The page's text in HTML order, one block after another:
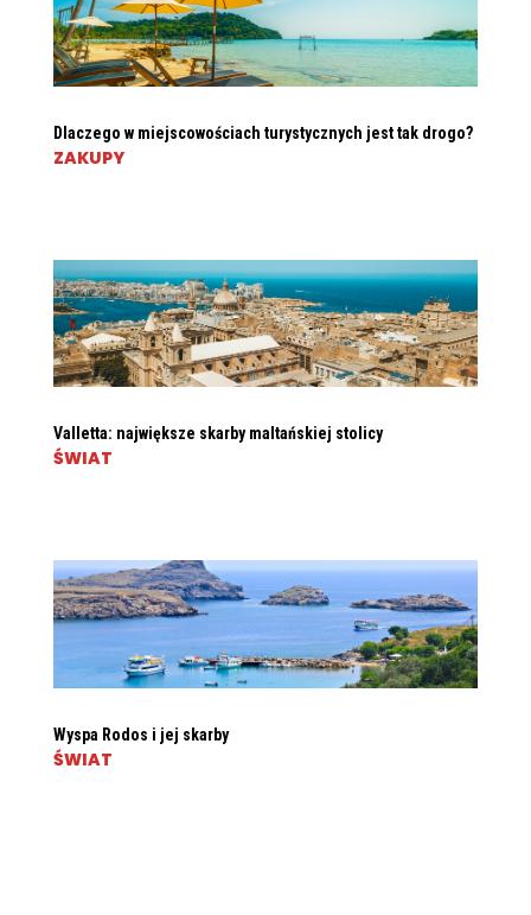
Dlaczego w miejscowościach turystycznych jest tak drogo?
ZAKUPY
Valletta: największe skarby maltańskiej stolicy
ŚWIAT
Wyspa Rodos i jej skarby
ŚWIAT